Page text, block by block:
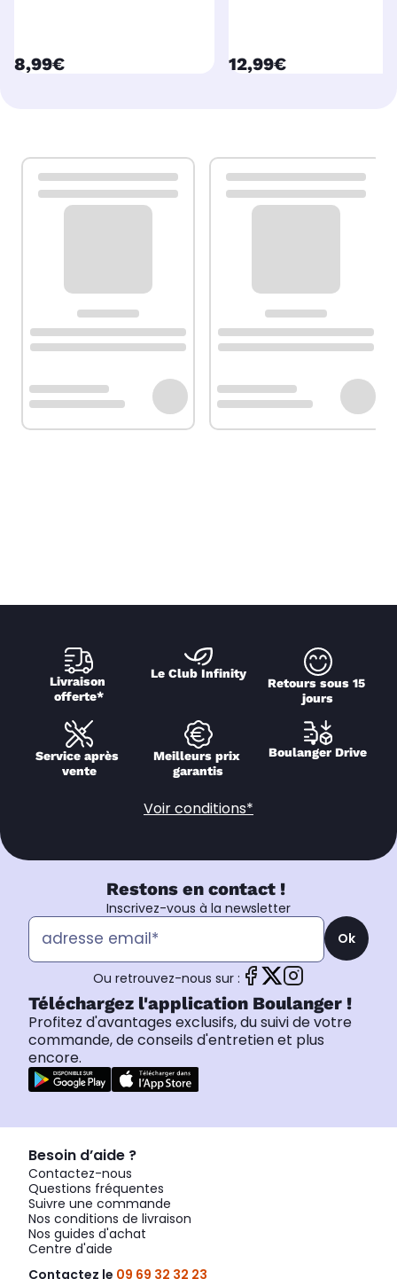
currentPrice
8,99€ currentPrice
12,99€
Livraison
offerte*
Le Club Infinity
Retours sous 15
jours
Service après
vente
Meilleurs prix
garantis
Boulanger Drive
Voir conditions*
Restons en contact !
Inscrivez-vous à la newsletter
Ok
Ou retrouvez-nous sur :
Téléchargez l'application Boulanger !
Profitez d'avantages exclusifs, du suivi de votre
commande, de conseils d'entretien et plus
encore.
Besoin d’aide ?
Contactez-nous
Questions fréquentes
Suivre une commande
Nos conditions de livraison
Nos guides d'achat
Centre d'aide
Contactez le 09 69 32 32 23